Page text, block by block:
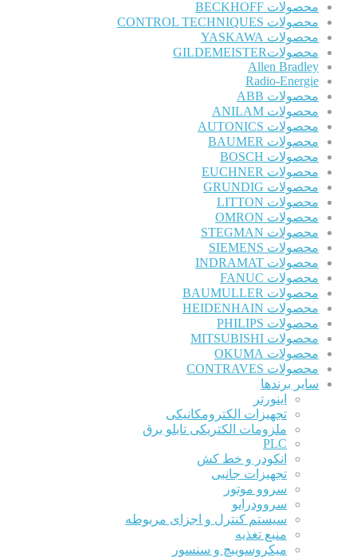
محصولات BECKHOFF
محصولات CONTROL TECHNIQUES
محصولات YASKAWA
محصولاتGILDEMEISTER
Allen Bradley
Radio-Energie
محصولات ABB
محصولات ANILAM
محصولات AUTONICS
محصولات BAUMER
محصولات BOSCH
محصولات EUCHNER
محصولات GRUNDIG
محصولات LITTON
محصولات OMRON
محصولات STEGMAN
محصولات SIEMENS
محصولات INDRAMAT
محصولات FANUC
محصولات BAUMULLER
محصولات HEIDENHAIN
محصولات PHILIPS
محصولات MITSUBISHI
محصولات OKUMA
محصولات CONTRAVES
سایر برندها
اینورتر
تجهیزات الکترومکانیکی
ملزومات الکتریکی تابلو برق
PLC
انکودر و خط کش
تجهیزات جانبی
سروو موتور
سروودرایو
سیستم کنترل و اجزای مربوطه
منبع تغذیه
میکروسوییچ و سنسور